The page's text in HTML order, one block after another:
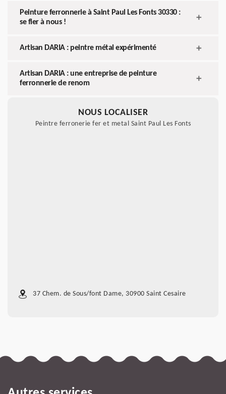
Peinture ferronnerie à Saint Paul Les Fonts 30330 :
se fier à nous !
Artisan DARIA : peintre métal expérimenté
Artisan DARIA : une entreprise de peinture
ferronnerie de renom
NOUS LOCALISER
Peintre ferronerie fer et metal Saint Paul Les Fonts
37 Chem. de Sous/font Dame, 30900 Saint Cesaire